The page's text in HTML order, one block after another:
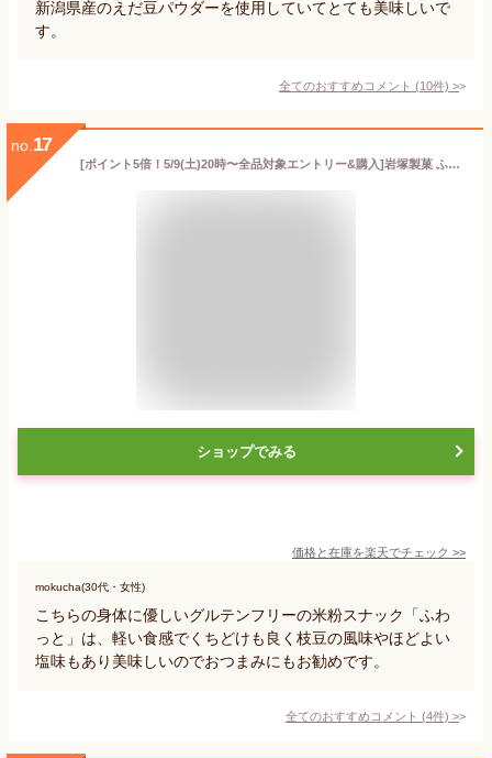
新潟県産のえだ豆パウダーを使用していてとても美味しいで
す。
全てのおすすめコメント (10件) >
no. 17
[ポイント5倍！5/9(土)20時〜全品対象エントリー&購入]岩塚製菓 ふわっと 枝豆味 32g×10袋入｜ 送料無料 お菓子 おつまみ・せんべい 米粉スナック グルテンフリー 袋
ショップでみる
価格と在庫を楽天でチェック >>
mokucha(30代・女性)
こちらの身体に優しいグルテンフリーの米粉スナック「ふわ
っと」は、軽い食感でくちどけも良く枝豆の風味やほどよい
塩味もあり美味しいのでおつまみにもお勧めです。
全てのおすすめコメント (4件) >